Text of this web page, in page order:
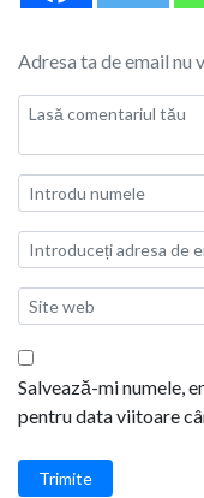
Adresa ta de email nu
Salvează-mi numele,
pentru data viitoare
Trimite